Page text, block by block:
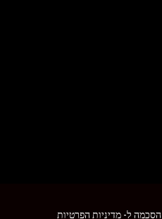
הסכמה ל- מדיניות הפרטיות